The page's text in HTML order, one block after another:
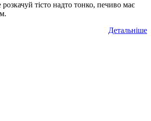
тісто надто тонко, печиво має
Детальніше